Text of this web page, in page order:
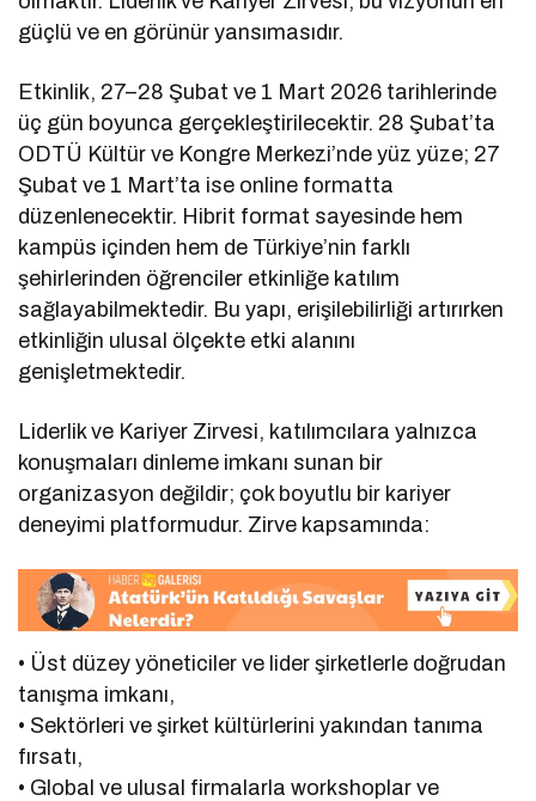
güçlü ve en görünür yansımasıdır.
Etkinlik, 27–28 Şubat ve 1 Mart 2026 tarihlerinde
üç gün boyunca gerçekleştirilecektir. 28 Şubat’ta
ODTÜ Kültür ve Kongre Merkezi’nde yüz yüze; 27
Şubat ve 1 Mart’ta ise online formatta
düzenlenecektir. Hibrit format sayesinde hem
kampüs içinden hem de Türkiye’nin farklı
şehirlerinden öğrenciler etkinliğe katılım
sağlayabilmektedir. Bu yapı, erişilebilirliği artırırken
etkinliğin ulusal ölçekte etki alanını
genişletmektedir.
Liderlik ve Kariyer Zirvesi, katılımcılara yalnızca
konuşmaları dinleme imkanı sunan bir
organizasyon değildir; çok boyutlu bir kariyer
deneyimi platformudur. Zirve kapsamında:
• Üst düzey yöneticiler ve lider şirketlerle doğrudan
tanışma imkanı,
• Sektörleri ve şirket kültürlerini yakından tanıma
fırsatı,
• Global ve ulusal firmalarla workshoplar ve